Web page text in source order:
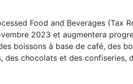
Food and Beverages (Tax
2023 et augmentera
boissons à base de café, des
des chocolats et des confiseries,